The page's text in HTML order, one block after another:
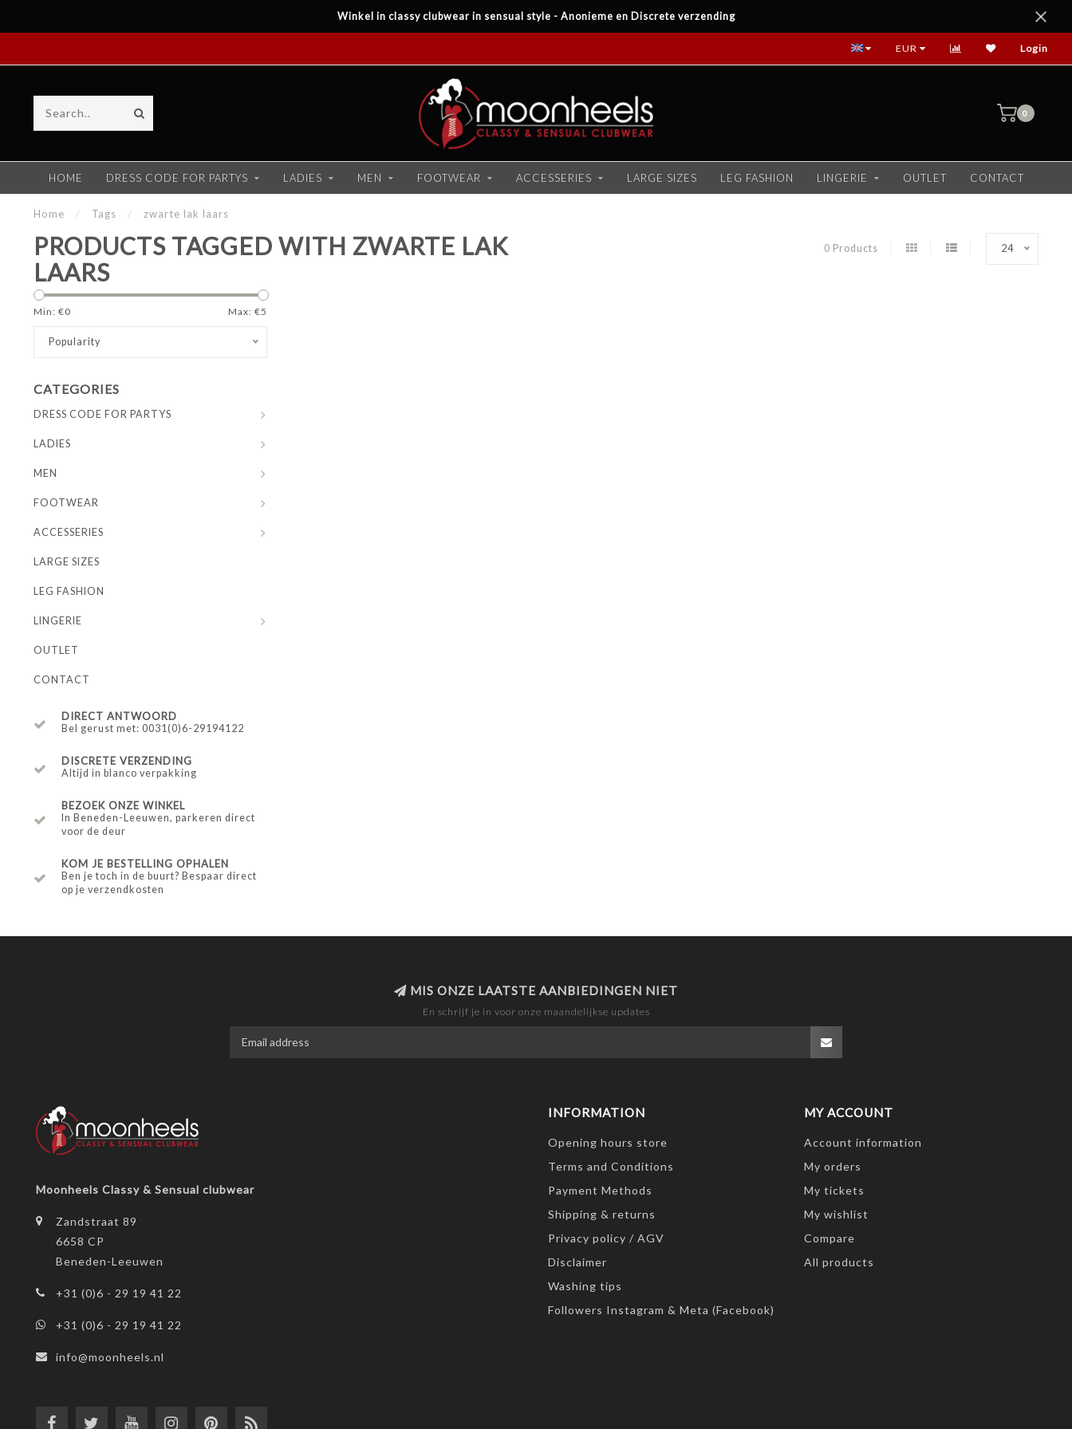
Winkel in classy clubwear in sensual style - Anonieme en Discrete verzending
EUR Login
0
HOME DRESS CODE FOR PARTYS LADIES MEN FOOTWEAR ACCESSERIES LARGE SIZES LEG FASHION LINGERIE OUTLET CONTACT
Home / Tags / zwarte lak laars
PRODUCTS TAGGED WITH ZWARTE LAK
LAARS
0 Products 24
Min: €0 Max: €5
Popularity
CATEGORIES
DRESS CODE FOR PARTYS
LADIES
MEN
FOOTWEAR
ACCESSERIES
LARGE SIZES
LEG FASHION
LINGERIE
OUTLET
CONTACT
DIRECT ANTWOORD
Bel gerust met: 0031(0)6-29194122
DISCRETE VERZENDING
Altijd in blanco verpakking
BEZOEK ONZE WINKEL
In Beneden-Leeuwen, parkeren direct
voor de deur
KOM JE BESTELLING OPHALEN
Ben je toch in de buurt? Bespaar direct
op je verzendkosten
MIS ONZE LAATSTE AANBIEDINGEN NIET
En schrijf je in voor onze maandelijkse updates
Moonheels Classy & Sensual clubwear
Zandstraat 89
6658 CP
Beneden-Leeuwen
+31 (0)6 - 29 19 41 22
+31 (0)6 - 29 19 41 22
info@moonheels.nl
INFORMATION
Opening hours store
Terms and Conditions
Payment Methods
Shipping & returns
Privacy policy / AGV
Disclaimer
Washing tips
Followers Instagram & Meta (Facebook)
MY ACCOUNT
Account information
My orders
My tickets
My wishlist
Compare
All products